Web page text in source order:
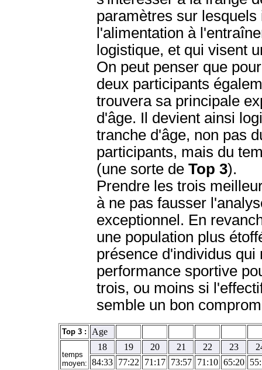
paramètres sur
l'alimentation à
logistique, et qui visent
On peut penser que
deux participants
trouvera sa principale
d'âge. Il devient ainsi
tranche d'âge, non pas
participants, mais du
(une sorte de Top 3).
Prendre les trois
à ne pas fausser
exceptionnel. En
une population plus
présence d'individus
performance sportive
trois, ou moins si
semble un bon
Top 3 : Age
temps
moyen:
18 19 20 21 22 23
84:33 77:22 71:17 73:57 71:10 65:20